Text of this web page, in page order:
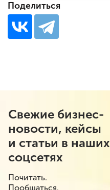
Поделиться
Свежие бизнес-
новости, кейсы
и статьи в наших
соцсетях
Почитать.
Пообщаться.